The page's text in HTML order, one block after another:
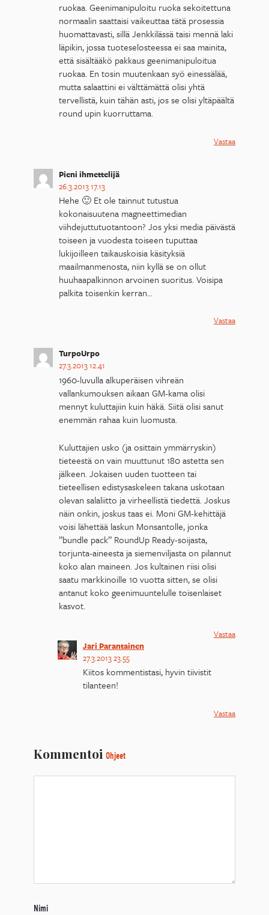
ruokaa. Geenimanipuloitu ruoka sekoitettuna
normaalin saattaisi vaikeuttaa tätä prosessia
huomattavasti, sillä Jenkkilässä taisi mennä laki
läpikin, jossa tuoteselosteessa ei saa mainita,
että sisältääkö pakkaus geenimanipuloitua
ruokaa. En tosin muutenkaan syö einessälää,
mutta salaattini ei välttämättä olisi yhtä
tervellistä, kuin tähän asti, jos se olisi yltäpäältä
round upin kuorruttama.
Vastaa
Pieni ihmettelijä
26.3.2013 17.13
Hehe 🙂 Et ole tainnut tutustua
kokonaisuutena magneettimedian
viihdejuttutuotantoon? Jos yksi media päivästä
toiseen ja vuodesta toiseen tuputtaa
lukijoilleen taikauskoisia käsityksiä
maailmanmenosta, niin kyllä se on ollut
huuhaapalkinnon arvoinen suoritus. Voisipa
palkita toisenkin kerran…
Vastaa
TurpoUrpo
27.3.2013 12.41
1960-luvulla alkuperäisen vihreän
vallankumouksen aikaan GM-kama olisi
mennyt kuluttajiin kuin häkä. Siitä olisi sanut
enemmän rahaa kuin luomusta.
Kuluttajien usko (ja osittain ymmärryskin)
tieteestä on vain muuttunut 180 astetta sen
jälkeen. Jokaisen uuden tuotteen tai
tieteellisen edistysaskeleen takana uskotaan
olevan salaliitto ja virheellistä tiedettä. Joskus
näin onkin, joskus taas ei. Moni GM-kehittäjä
voisi lähettää laskun Monsantolle, jonka
”bundle pack” RoundUp Ready-soijasta,
torjunta-aineesta ja siemenviljasta on pilannut
koko alan maineen. Jos kultainen riisi olisi
saatu markkinoille 10 vuotta sitten, se olisi
antanut koko geenimuuntelulle toisenlaiset
kasvot.
Vastaa
Jari Parantainen
27.3.2013 23.55
Kiitos kommentistasi, hyvin tiivistit
tilanteen!
Vastaa
Kommentoi Ohjeet
Nimi